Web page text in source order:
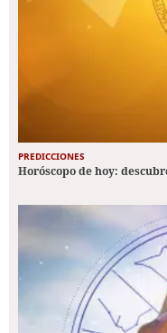
PREDICCIONES
Horóscopo de hoy: